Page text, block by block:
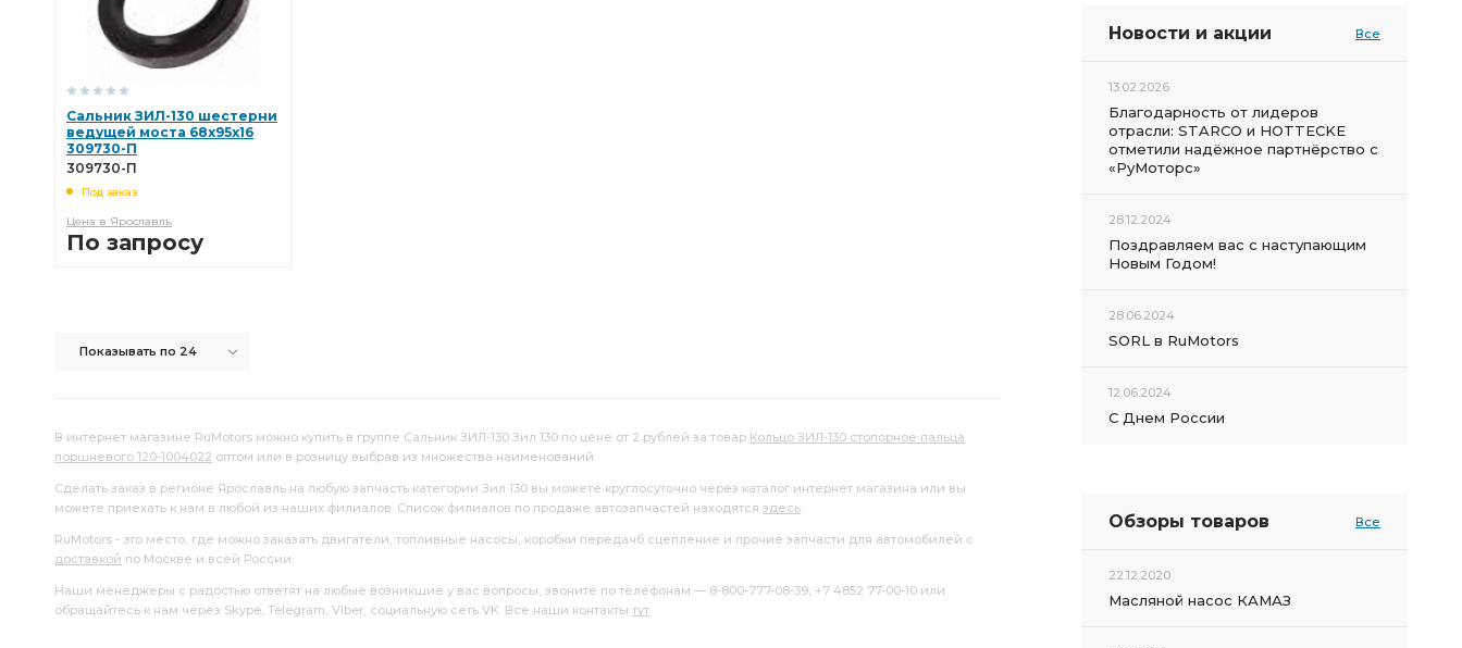
Сальник ЗИЛ-130 шестерни
ведущей моста 68х95х16
309730-П
309730-П
Под заказ
Цена в Ярославль
По запросу
Показывать по 24
В интернет магазине RuMotors можно купить в группе Сальник ЗИЛ-130 Зил 130 по цене от 2 рублей за товар Кольцо ЗИЛ-130 стопорное пальца
поршневого 120-1004022 оптом или в розницу выбрав из множества наименований.
Сделать заказ в регионе Ярославль на любую запчасть категории Зил 130 вы можете круглосуточно через каталог интернет магазина или вы
можете приехать к нам в любой из наших филиалов. Список филиалов по продаже автозапчастей находятся здесь.
RuMotors - это место, где можно заказать двигатели, топливные насосы, коробки передачб сцепление и прочие запчасти для автомобилей с
доставкой по Москве и всей России.
Наши менеджеры с радостью ответят на любые возникшие у вас вопросы, звоните по телефонам — 8-800-777-08-39, +7 4852 77-00-10 или
обращайтесь к нам через Skype, Telegram, Viber, социальную сеть VK. Все наши контакты тут.
Новости и акции Все
13.02.2026
Благодарность от лидеров
отрасли: STARCO и HOTTECKE
отметили надёжное партнёрство с
«РуМоторс»
28.12.2024
Поздравляем вас с наступающим
Новым Годом!
28.06.2024
SORL в RuMotors
12.06.2024
С Днем России
Обзоры товаров Все
22.12.2020
Масляной насос КАМАЗ